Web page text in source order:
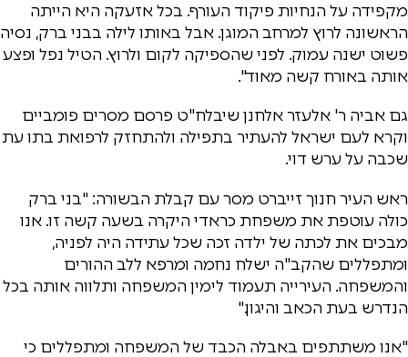
מקפידה על הנחיות פיקוד העורף. בכל אזעקה היא הייתה
הראשונה לרוץ למרחב המוגן. אבל באותו לילה בבני ברק, נסיה
פשוט ישנה עמוק. לפני שהספיקה לקום ולרוץ. הטיל נפל ופצע
אותה באורח קשה מאוד".
גם אביה ר' אלעזר אלחנן שיבלח"ט פרסם מסרים פומביים
וקרא לעם ישראל להעתיר בתפילה ולהתחזק לרפואת בתו עת
שכבה על ערש דוי.
ראש העיר חנוך זייברט מסר עם קבלת הבשורה: "בני ברק
כולה עוטפת את משפחת כראדי היקרה בשעה קשה זו. אנו
מבכים את לכתה של ילדה זכה שכל עתידה היה לפניה,
ומתפללים שהקב"ה ישלח נחמה ומרפא ללב ההורים
והמשפחה. העירייה תעמוד לימין המשפחה ותלווה אותה בכל
הנדרש בעת הכאב והיגון."
"אנו משתתפים באבלה הכבד של המשפחה ומתפללים כי